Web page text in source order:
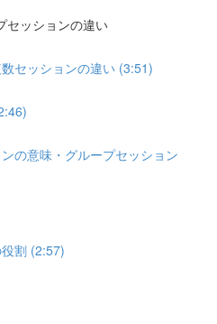
セッションの違い
セッションの違い (3:51)
の意味・グループセッション
割 (2:57)